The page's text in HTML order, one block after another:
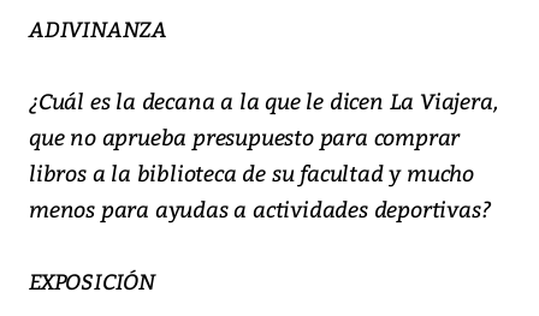
ADIVINANZA
¿Cuál es la decana a la que le dicen La Viajera,
que no aprueba presupuesto para comprar
libros a la biblioteca de su facultad y mucho
menos para ayudas a actividades deportivas?
EXPOSICIÓN